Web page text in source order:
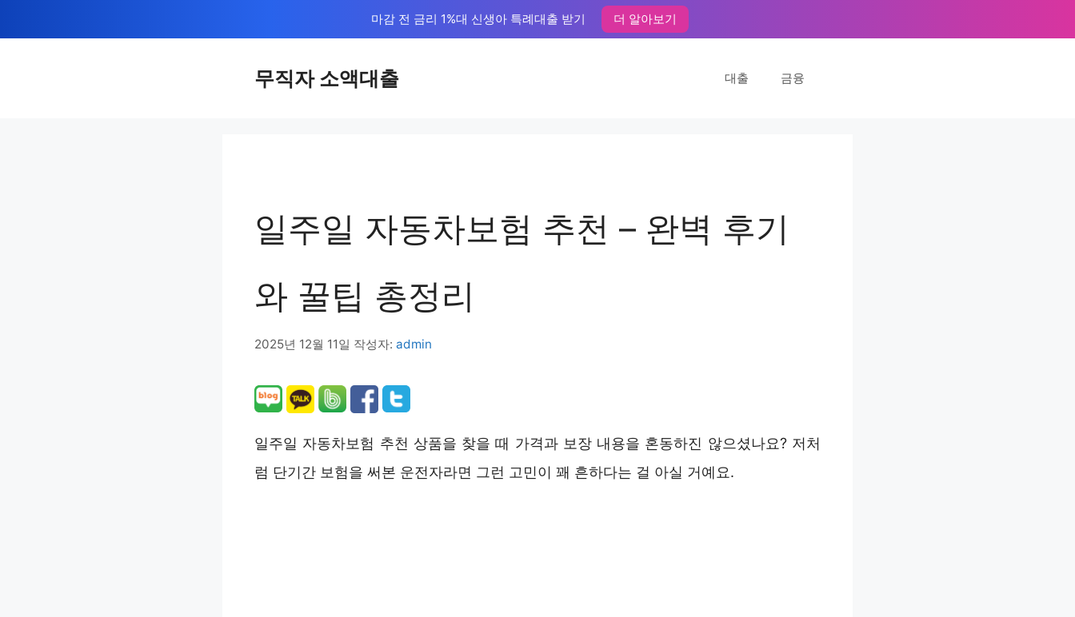
텐
마감 전 금리 1%대 신생아 특례대출 받기 더 알아보기
무직자 소액대출 대출 금융
일주일 자동차보험 추천 – 완벽 후기
와 꿀팁 총정리
2025년 12월 11일 작성자: admin
일주일 자동차보험 추천 상품을 찾을 때 가격과 보장 내용을 혼동하진 않으셨나요? 저처
럼 단기간 보험을 써본 운전자라면 그런 고민이 꽤 흔하다는 걸 아실 거예요.